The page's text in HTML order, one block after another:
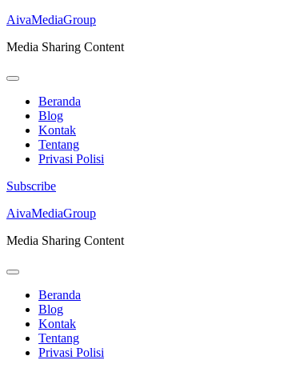
AivaMediaGroup
Media Sharing Content
Beranda
Blog
Kontak
Tentang
Privasi Polisi
Subscribe
Lompat
konten
Enter)
AivaMediaGroup
Media Sharing Content
Beranda
Blog
Kontak
Tentang
Privasi Polisi